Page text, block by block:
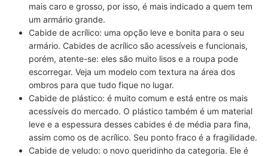
mais caro e grosso, por isso, é mais indicado a quem tem
um armário grande.
Cabide de acrílico: uma opção leve e bonita para o seu
armário. Cabides de acrílico são acessíveis e funcionais,
porém, atente-se: eles são muito lisos e a roupa pode
escorregar. Veja um modelo com textura na área dos
ombros para que tudo fique no lugar.
Cabide de plástico: é muito comum e está entre os mais
acessíveis do mercado. O plástico também é um material
leve e a espessura desses cabides é de média para fina,
assim como os de acrílico. Seu ponto fraco é a fragilidade.
Cabide de veludo: o novo queridinho da categoria. Ele é